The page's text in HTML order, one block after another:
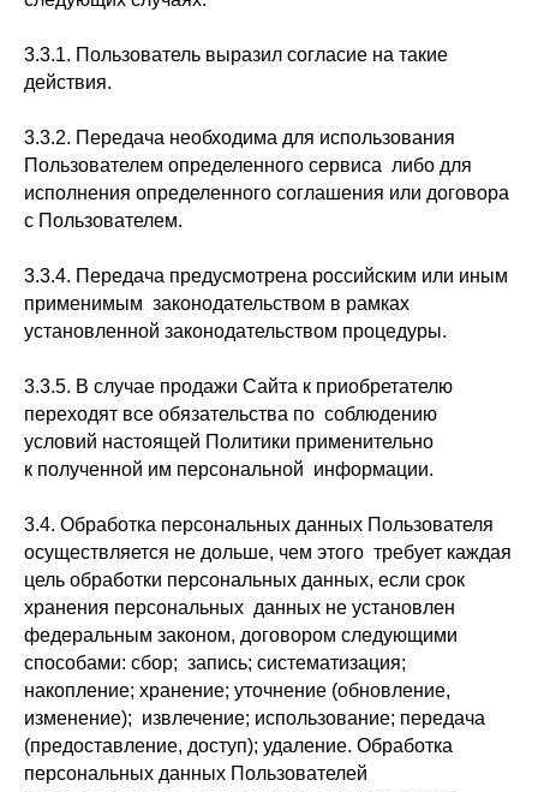
3.3.1. Пользователь выразил согласие на такие
действия.
3.3.2. Передача необходима для использования
Пользователем определенного сервиса либо для
исполнения определенного соглашения или договора
с Пользователем.
3.3.4. Передача предусмотрена российским или иным
применимым законодательством в рамках
установленной законодательством процедуры.
3.3.5. В случае продажи Сайта к приобретателю
переходят все обязательства по соблюдению
условий настоящей Политики применительно
к полученной им персональной информации.
3.4. Обработка персональных данных Пользователя
осуществляется не дольше, чем этого требует каждая
цель обработки персональных данных, если срок
хранения персональных данных не установлен
федеральным законом, договором следующими
способами: сбор; запись; систематизация;
накопление; хранение; уточнение (обновление,
изменение); извлечение; использование; передача
(предоставление, доступ); удаление. Обработка
персональных данных Пользователей